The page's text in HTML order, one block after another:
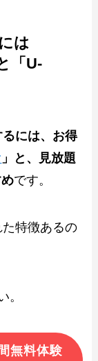
は
「U-
には、お得
」と、見放題
です。
特徴あるの
。
無料体験